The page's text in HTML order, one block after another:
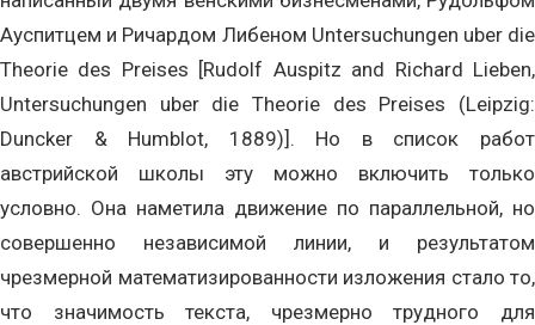
Ауспитцем и Ричардом Либеном Untersuchungen uber die
Theorie des Preises [Rudolf Auspitz and Richard Lieben,
Untersuchungen uber die Theorie des Preises (Leipzig:
Duncker & Humblot, 1889)]. Но в список работ
австрийской школы эту можно включить только
условно. Она наметила движение по параллельной, но
совершенно независимой линии, и результатом
чрезмерной математизированности изложения стало то,
что значимость текста, чрезмерно трудного для